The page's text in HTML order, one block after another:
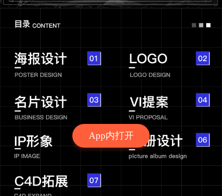
App内打开